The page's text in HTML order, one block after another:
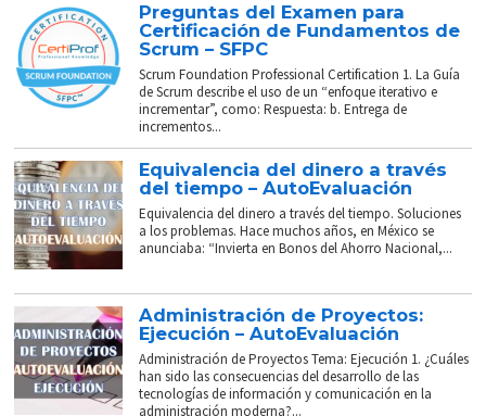
Preguntas del Examen para
Certificación de Fundamentos de
Scrum – SFPC
Scrum Foundation Professional Certification 1. La Guía
de Scrum describe el uso de un “enfoque iterativo e
incrementar”, como: Respuesta: b. Entrega de
incrementos...
Equivalencia del dinero a través
del tiempo – AutoEvaluación
Equivalencia del dinero a través del tiempo. Soluciones
a los problemas. Hace muchos años, en México se
anunciaba: “Invierta en Bonos del Ahorro Nacional,...
Administración de Proyectos:
Ejecución – AutoEvaluación
Administración de Proyectos Tema: Ejecución 1. ¿Cuáles
han sido las consecuencias del desarrollo de las
tecnologías de información y comunicación en la
administración moderna?...